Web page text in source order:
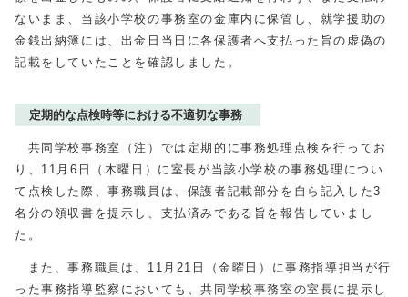
ないまま、当該小学校の事務室の金庫内に保管し、就学援助の
金銭出納簿には、出金日当日に各保護者へ支払った旨の虚偽の
記載をしていたことを確認しました。
定期的な点検時等における不適切な事務
共同学校事務室（注）では定期的に事務処理点検を行ってお
り、 11 月6 日（木曜日）に室長が当該小学校の事務処理につい
て点検した際、事務職員は、保護者記載部分を自ら記入した3
名分の領収書を提示し、支払済みである旨を報告していまし
た。
また、事務職員は、 11 月 21 日（金曜日）に事務指導担当が行
った事務指導監察においても、共同学校事務室の室長に提示し